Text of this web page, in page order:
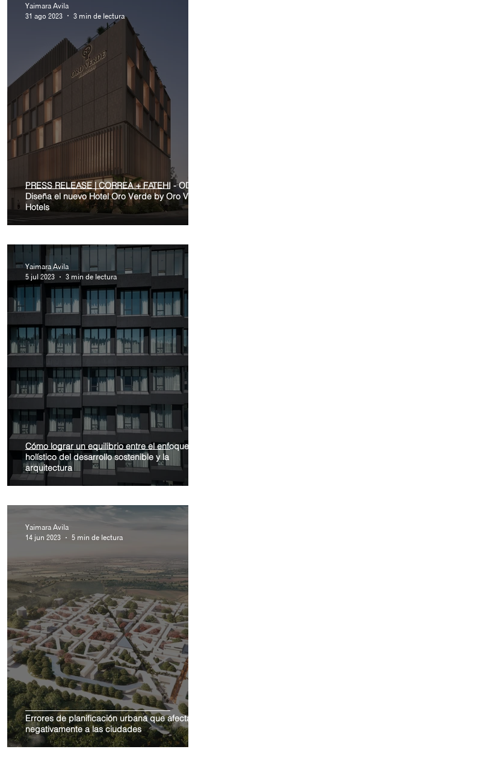
PRESS RELEASE | CORREA + FATEHI - ODD+
Diseña el nuevo Hotel Oro Verde by Oro Verde
Hotels
Yaimara Avila
31 ago 2023
3 min de lectura
Cómo lograr un equilibrio entre el enfoque
holístico del desarrollo sostenible y la
arquitectura
Yaimara Avila
5 jul 2023
3 min de lectura
Errores de planificación urbana que afectan
negativamente a las ciudades
Yaimara Avila
14 jun 2023
5 min de lectura